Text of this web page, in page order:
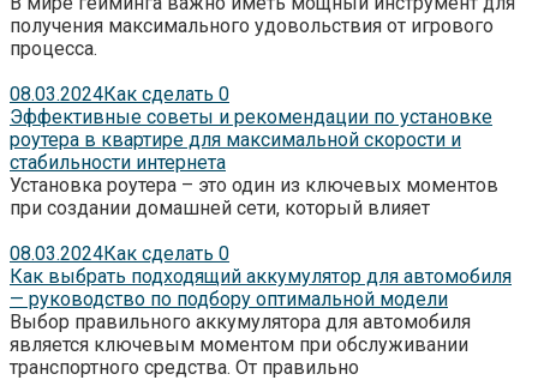
получения максимального удовольствия от игрового
процесса.
08.03.2024Как сделать 0
Эффективные советы и рекомендации по установке
роутера в квартире для максимальной скорости и
стабильности интернета
Установка роутера – это один из ключевых моментов
при создании домашней сети, который влияет
08.03.2024Как сделать 0
Как выбрать подходящий аккумулятор для автомобиля
— руководство по подбору оптимальной модели
Выбор правильного аккумулятора для автомобиля
является ключевым моментом при обслуживании
транспортного средства. От правильно